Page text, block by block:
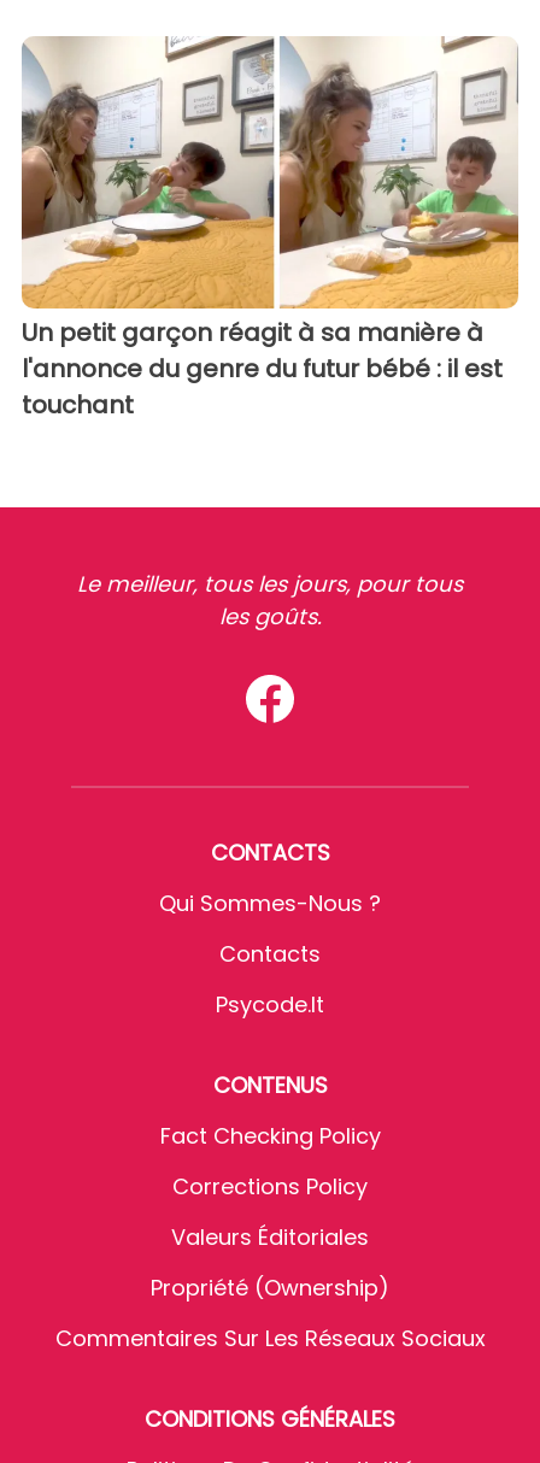
Un petit garçon réagit à sa manière à
l'annonce du genre du futur bébé : il est
touchant
Le meilleur, tous les jours, pour tous
les goûts.
CONTACTS
Qui Sommes-Nous ?
Contacts
Psycode.it
CONTENUS
Fact Checking Policy
Corrections Policy
Valeurs Éditoriales
Propriété (Ownership)
Commentaires Sur Les Réseaux Sociaux
CONDITIONS GÉNÉRALES